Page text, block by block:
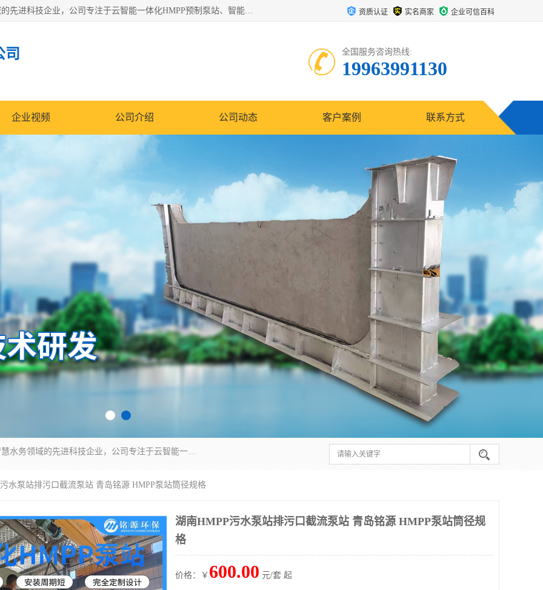
青岛铭源环保科技有限公司是一家专注于环保与智慧水务领域的先进科技企业，公司专注于云智能一体化HMPP预制泵站、智能截流井设备、调蓄池雨洪管理设备、水务循环利用、云智慧水务开发及新型环保技术研发等领域。 资质认证 实名商家 企业可信百科
司 全国服务咨询热线:
19963991130
企业视频 公司介绍 公司动态 客户案例 联系方式
青岛铭源环保科技有限公司是一家专注于环保与智慧水务领域的先进科技企业，公司专注于云智能一体化HMPP预制泵站、智能截流井设备、调蓄池雨洪管理设备、水务循环利用、云智慧水务开发及新型环保技术研发等领域。
水泵站排污口截流泵站 青岛铭源 HMPP泵站筒径规格
湖南HMPP污水泵站排污口截流泵站 青岛铭源 HMPP泵站筒径规
格
价格：￥ 600.00 元/套 起